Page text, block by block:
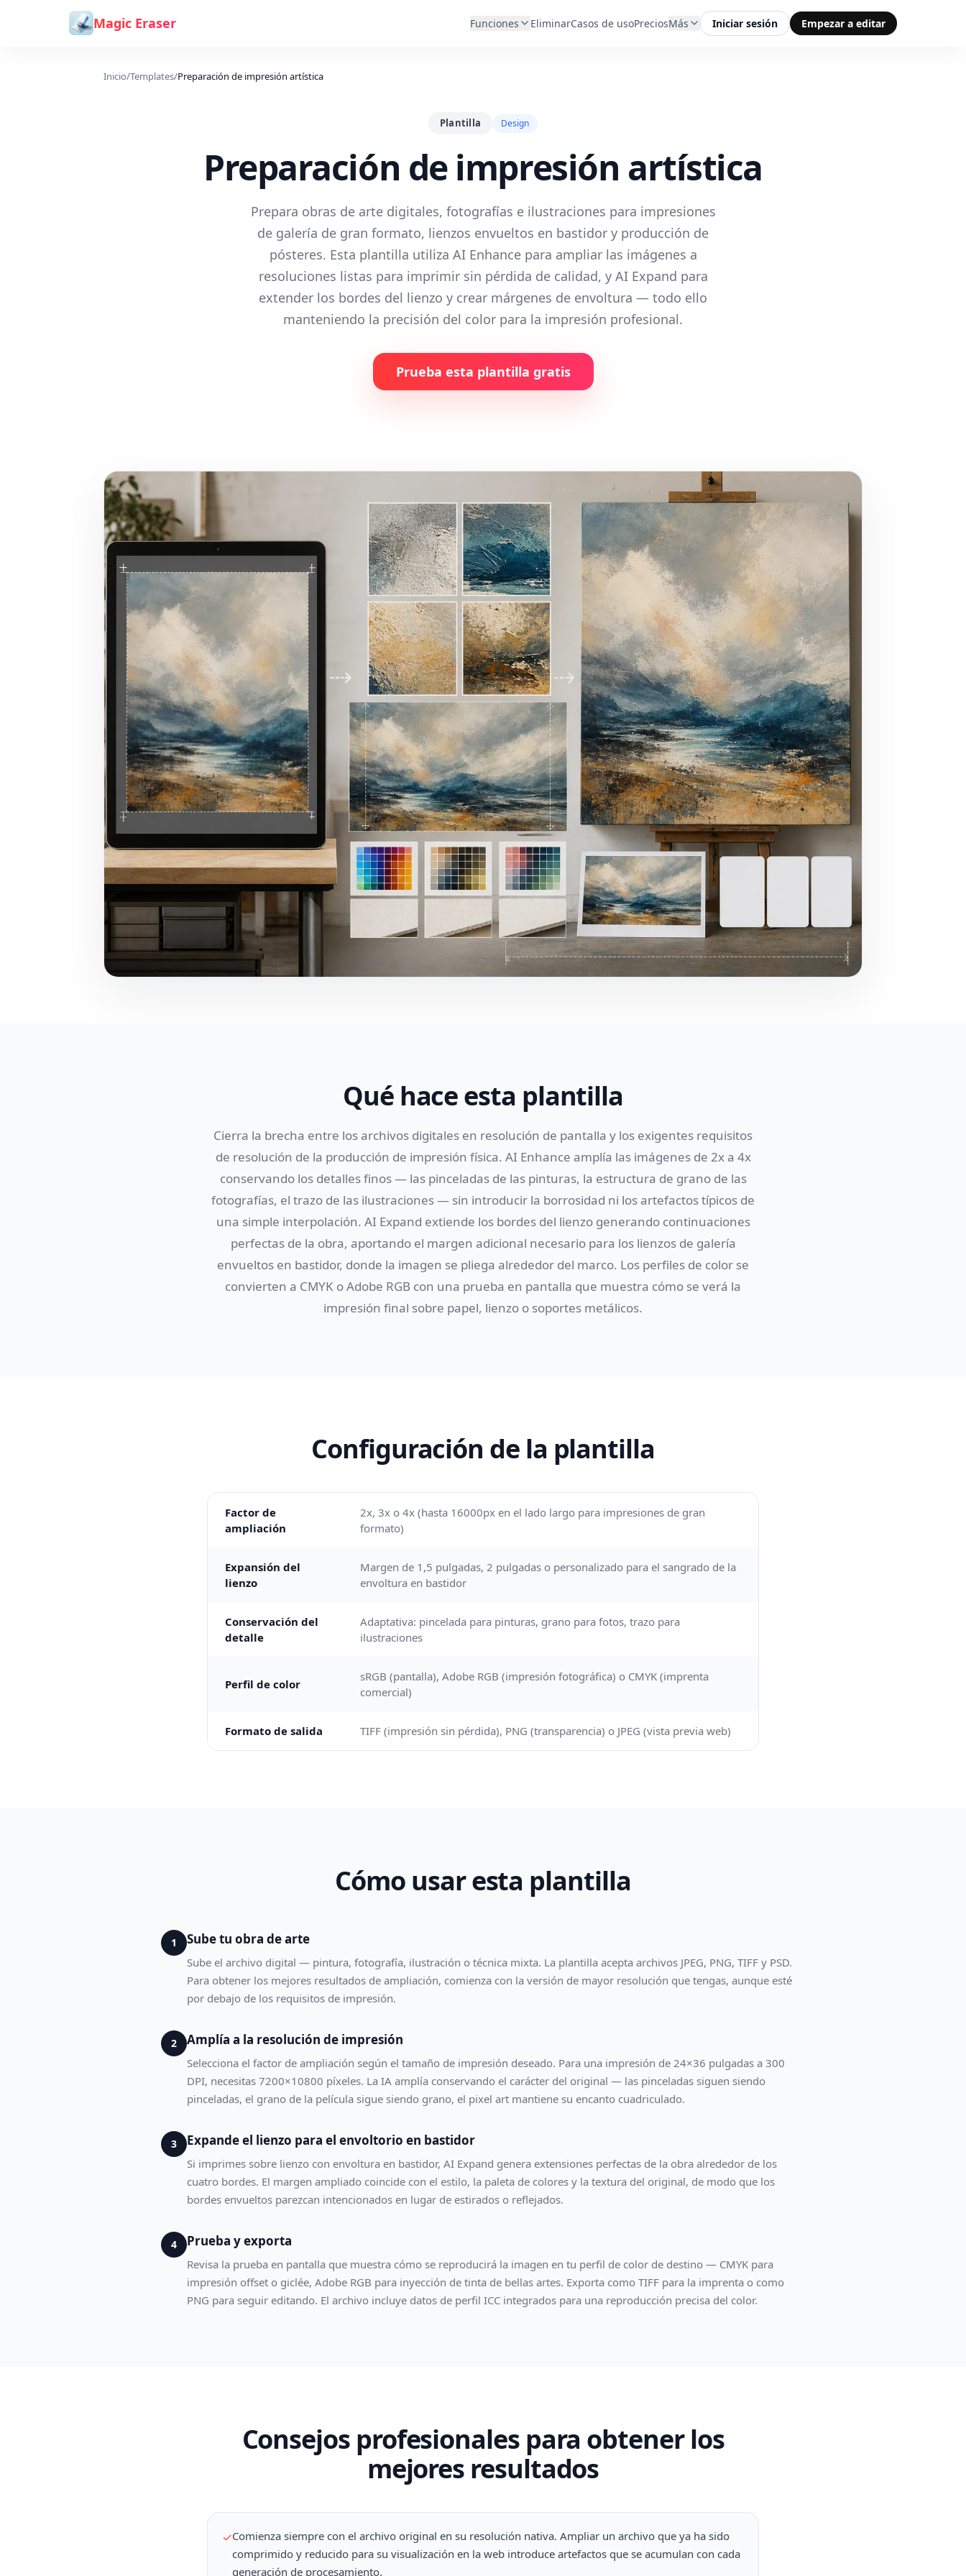
Saltar al contenido
Magic Eraser Funciones EliminarCasos de usoPreciosMás Iniciar sesión Empezar a editar
Inicio/Templates/Preparación de impresión artística
Plantilla Design
Preparación de impresión artística
Prepara obras de arte digitales, fotografías e ilustraciones para impresiones
de galería de gran formato, lienzos envueltos en bastidor y producción de
pósteres. Esta plantilla utiliza AI Enhance para ampliar las imágenes a
resoluciones listas para imprimir sin pérdida de calidad, y AI Expand para
extender los bordes del lienzo y crear márgenes de envoltura — todo ello
manteniendo la precisión del color para la impresión profesional.
Prueba esta plantilla gratis
Qué hace esta plantilla
Cierra la brecha entre los archivos digitales en resolución de pantalla y los exigentes requisitos
de resolución de la producción de impresión física. AI Enhance amplía las imágenes de 2x a 4x
conservando los detalles finos — las pinceladas de las pinturas, la estructura de grano de las
fotografías, el trazo de las ilustraciones — sin introducir la borrosidad ni los artefactos típicos de
una simple interpolación. AI Expand extiende los bordes del lienzo generando continuaciones
perfectas de la obra, aportando el margen adicional necesario para los lienzos de galería
envueltos en bastidor, donde la imagen se pliega alrededor del marco. Los perfiles de color se
convierten a CMYK o Adobe RGB con una prueba en pantalla que muestra cómo se verá la
impresión final sobre papel, lienzo o soportes metálicos.
Configuración de la plantilla
Factor de
ampliación
2x, 3x o 4x (hasta 16000px en el lado largo para impresiones de gran
formato)
Expansión del
lienzo
Margen de 1,5 pulgadas, 2 pulgadas o personalizado para el sangrado de la
envoltura en bastidor
Conservación del
detalle
Adaptativa: pincelada para pinturas, grano para fotos, trazo para
ilustraciones
Perfil de color
sRGB (pantalla), Adobe RGB (impresión fotográfica) o CMYK (imprenta
comercial)
Formato de salida TIFF (impresión sin pérdida), PNG (transparencia) o JPEG (vista previa web)
Cómo usar esta plantilla
1 Sube tu obra de arte
Sube el archivo digital — pintura, fotografía, ilustración o técnica mixta. La plantilla acepta archivos JPEG, PNG, TIFF y PSD.
Para obtener los mejores resultados de ampliación, comienza con la versión de mayor resolución que tengas, aunque esté
por debajo de los requisitos de impresión.
2 Amplía a la resolución de impresión
Selecciona el factor de ampliación según el tamaño de impresión deseado. Para una impresión de 24×36 pulgadas a 300
DPI, necesitas 7200×10800 píxeles. La IA amplía conservando el carácter del original — las pinceladas siguen siendo
pinceladas, el grano de la película sigue siendo grano, el pixel art mantiene su encanto cuadriculado.
3 Expande el lienzo para el envoltorio en bastidor
Si imprimes sobre lienzo con envoltura en bastidor, AI Expand genera extensiones perfectas de la obra alrededor de los
cuatro bordes. El margen ampliado coincide con el estilo, la paleta de colores y la textura del original, de modo que los
bordes envueltos parezcan intencionados en lugar de estirados o reflejados.
4 Prueba y exporta
Revisa la prueba en pantalla que muestra cómo se reproducirá la imagen en tu perfil de color de destino — CMYK para
impresión offset o giclée, Adobe RGB para inyección de tinta de bellas artes. Exporta como TIFF para la imprenta o como
PNG para seguir editando. El archivo incluye datos de perfil ICC integrados para una reproducción precisa del color.
Consejos profesionales para obtener los
mejores resultados
✓Comienza siempre con el archivo original en su resolución nativa. Ampliar un archivo que ya ha sido
comprimido y reducido para su visualización en la web introduce artefactos que se acumulan con cada
generación de procesamiento.